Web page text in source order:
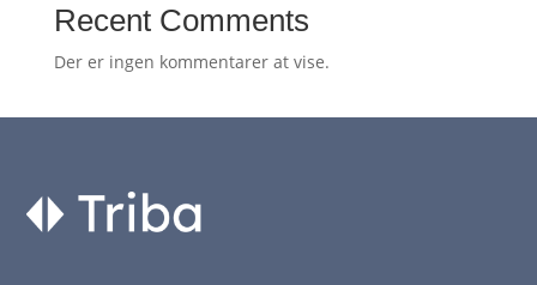
Recent Comments
Der er ingen kommentarer at vise.